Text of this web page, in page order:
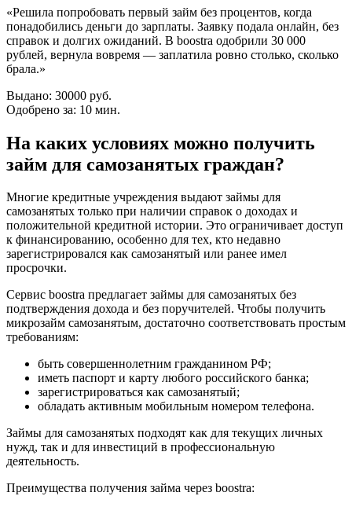
«Решила попробовать первый займ без процентов, когда
понадобились деньги до зарплаты. Заявку подала онлайн, без
справок и долгих ожиданий. В boostra одобрили 30 000
рублей, вернула вовремя — заплатила ровно столько, сколько
брала.»
Выдано: 30000 руб.
Одобрено за: 10 мин.
На каких условиях можно получить
займ для самозанятых граждан?
Многие кредитные учреждения выдают займы для
самозанятых только при наличии справок о доходах и
положительной кредитной истории. Это ограничивает доступ
к финансированию, особенно для тех, кто недавно
зарегистрировался как самозанятый или ранее имел
просрочки.
Сервис boostra предлагает займы для самозанятых без
подтверждения дохода и без поручителей. Чтобы получить
микрозайм самозанятым, достаточно соответствовать простым
требованиям:
быть совершеннолетним гражданином РФ;
иметь паспорт и карту любого российского банка;
зарегистрироваться как самозанятый;
обладать активным мобильным номером телефона.
Займы для самозанятых подходят как для текущих личных
нужд, так и для инвестиций в профессиональную
деятельность.
Преимущества получения займа через boostra: